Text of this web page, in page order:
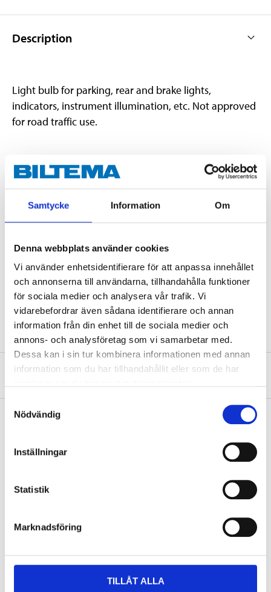
Samtycke Information Om
Denna webbplats använder cookies
Vi använder enhetsidentifierare för att anpassa innehållet
och annonserna till användarna, tillhandahålla funktioner
för sociala medier och analysera vår trafik. Vi
vidarebefordrar även sådana identifierare och annan
information från din enhet till de sociala medier och
annons- och analysföretag som vi samarbetar med.
Dessa kan i sin tur kombinera informationen med annan
information som du har tillhandahållit eller som de har
Samtyckesval
Nödvändig
Inställningar
Statistik
Marknadsföring
TILLÅT ALLA
Description
Light bulb for parking, rear and brake lights,
indicators, instrument illumination, etc. Not approved
for road traffic use.
Technical specifications
Voltage
12 V DC
Power
5 W
Socket
BA9s
Luminosity
80 lm
Colour
Transparent
Quantity
2 Qty.
About the manufacturer
Pay & Collect in your local store within 2 hours! For more information